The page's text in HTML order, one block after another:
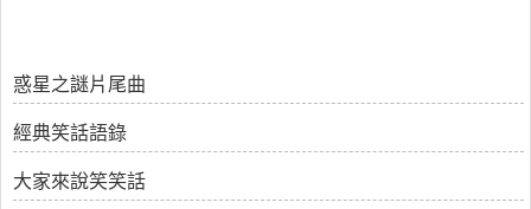
惑星之謎片尾曲
經典笑話語錄
大家來說笑笑話